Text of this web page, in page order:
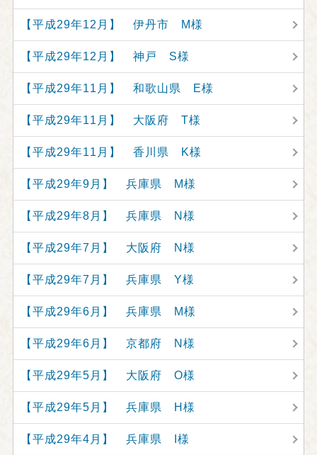
【平成29年12月】 伊丹市 M様
【平成29年12月】 神戸 S様
【平成29年11月】 和歌山県 E様
【平成29年11月】 大阪府 T様
【平成29年11月】 香川県 K様
【平成29年9月】 兵庫県 M様
【平成29年8月】 兵庫県 N様
【平成29年7月】 大阪府 N様
【平成29年7月】 兵庫県 Y様
【平成29年6月】 兵庫県 M様
【平成29年6月】 京都府 N様
【平成29年5月】 大阪府 O様
【平成29年5月】 兵庫県 H様
【平成29年4月】 兵庫県 I様